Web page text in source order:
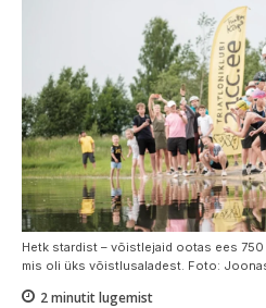
Hetk stardist – võistlejaid ootas ees
mis oli üks võistlusaladest. Foto:
2minutit lugemist